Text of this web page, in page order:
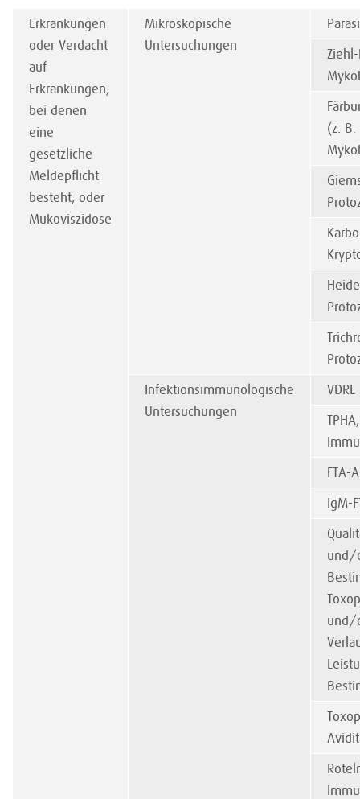
Erkrankungen
oder Verdacht
auf
Erkrankungen,
bei denen
eine
gesetzliche
Meldepflicht
besteht, oder
Mukoviszidose
Mikroskopische
Untersuchungen
(z.
Infektionsimmunologische
Untersuchungen
VDRL
FTA-
IgM-
und/
und/